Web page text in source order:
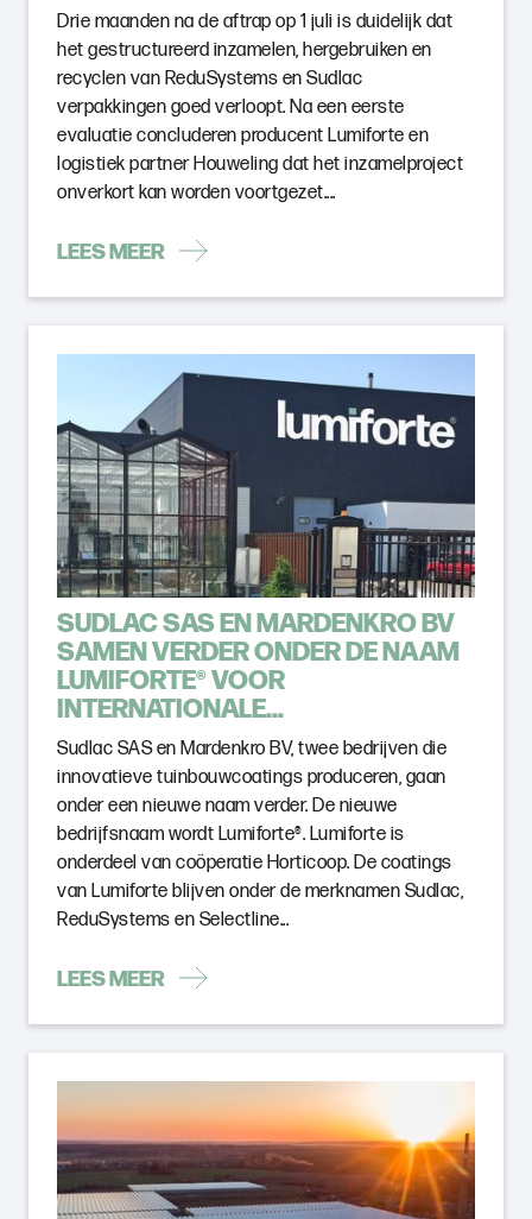
Drie maanden na de aftrap op 1 juli is duidelijk dat
het gestructureerd inzamelen, hergebruiken en
recyclen van ReduSystems en Sudlac
verpakkingen goed verloopt. Na een eerste
evaluatie concluderen producent Lumiforte en
logistiek partner Houweling dat het inzamelproject
onverkort kan worden voortgezet....
LEES MEER
SUDLAC SAS EN MARDENKRO BV
SAMEN VERDER ONDER DE NAAM
LUMIFORTE® VOOR
INTERNATIONALE...
Sudlac SAS en Mardenkro BV, twee bedrijven die
innovatieve tuinbouwcoatings produceren, gaan
onder een nieuwe naam verder. De nieuwe
bedrijfsnaam wordt Lumiforte®. Lumiforte is
onderdeel van coöperatie Horticoop. De coatings
van Lumiforte blijven onder de merknamen Sudlac,
ReduSystems en Selectline...
LEES MEER